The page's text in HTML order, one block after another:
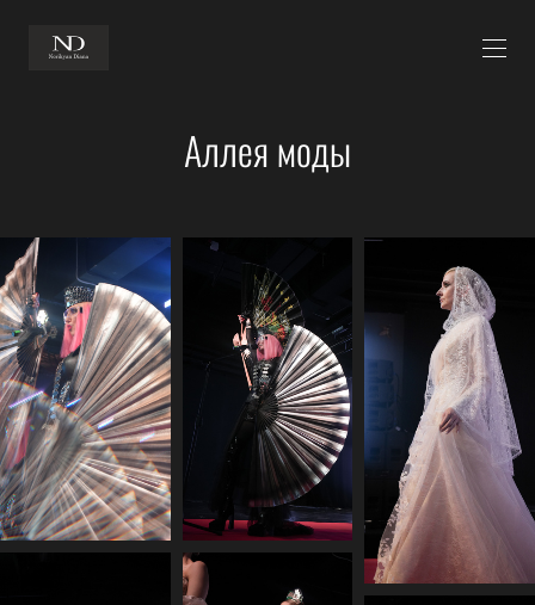
Аллея моды